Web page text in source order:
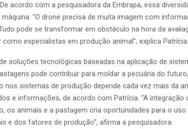
acordo com a pesquisadora da Embrapa, essa
“O drone precisa de muita imagem com
pode se transformar em obstáculo na hora da
como especialistas em produção animal”, explica Patrícia.
soluções tecnológicas baseadas na aplicação de
pode contribuir para moldar a pecuária do
nos sistemas de produção depende cada vez mais da
e informações, de acordo com Patrícia. “A integração
os animais e a pastagem cria oportunidades para o
e dos fatores de produção”, afirma a pesquisadora.